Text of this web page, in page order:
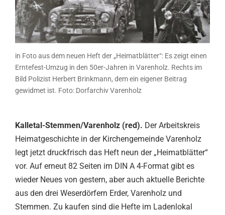
in Foto aus dem neuen Heft der „Heimatblätter“: Es zeigt einen
Erntefest-Umzug in den 50er-Jahren in Varenholz. Rechts im
Bild Polizist Herbert Brinkmann, dem ein eigener Beitrag
gewidmet ist. Foto: Dorfarchiv Varenholz
Kalletal-Stemmen/Varenholz (red). Der Arbeitskreis
Heimatgeschichte in der Kirchengemeinde Varenholz
legt jetzt druckfrisch das Heft neun der „Heimatblätter“
vor. Auf erneut 82 Seiten im DIN A 4-Format gibt es
wieder Neues von gestern, aber auch aktuelle Berichte
aus den drei Weserdörfern Erder, Varenholz und
Stemmen. Zu kaufen sind die Hefte im Ladenlokal